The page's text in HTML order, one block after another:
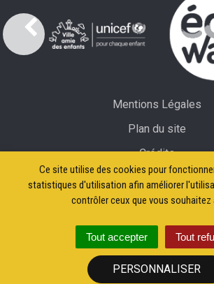
Ce site utilise des cookies pour
statistiques d'utilisation afin améliorer
contrôler ceux que vous souhaitez
Tout accepter Tout
PERSONNALISER
Mentions Légales
Plan du site
Crédits
Accessibilité: partiellement